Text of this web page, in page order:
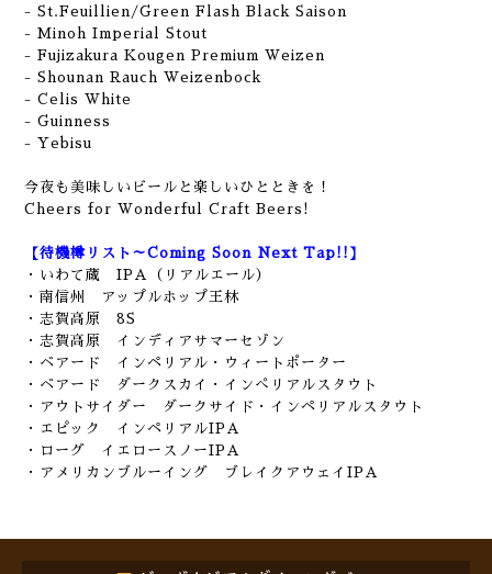
- St.Feuillien/Green Flash Black Saison
- Minoh Imperial Stout
- Fujizakura Kougen Premium Weizen
- Shounan Rauch Weizenbock
- Celis White
- Guinness
- Yebisu
今夜も美味しいビールと楽しいひとときを！
Cheers for Wonderful Craft Beers!
【待機樽リスト～Coming Soon Next Tap!!】
・いわて蔵 IPA（リアルエール）
・南信州 アップルホップ王林
・志賀高原 8S
・志賀高原 インディアサマーセゾン
・ベアード インペリアル・ウィートポーター
・ベアード ダークスカイ・インぺリアルスタウト
・アウトサイダー ダークサイド・インペリアルスタウト
・エピック インペリアルIPA
・ローグ イエロースノーIPA
・アメリカンブルーイング ブレイクアウェイIPA